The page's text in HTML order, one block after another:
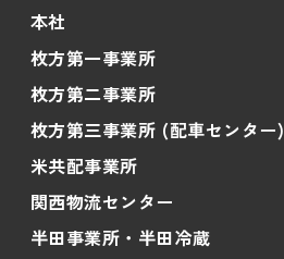
本社
枚方第一事業所
枚方第二事業所
枚方第三事業所 (配車センター)
米共配事業所
関西物流センター
半田事業所・半田冷蔵